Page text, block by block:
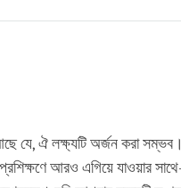
যে, ঐ লক্ষ্যটি অর্জন করা
আরও এগিয়ে যাওয়ার